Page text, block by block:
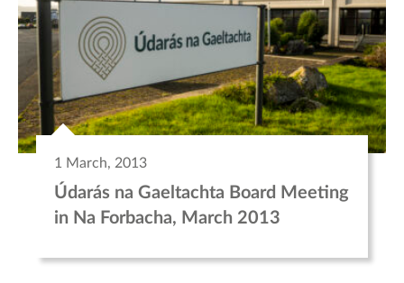
1 March, 2013
Údarás na Gaeltachta Board Meeting
in Na Forbacha, March 2013